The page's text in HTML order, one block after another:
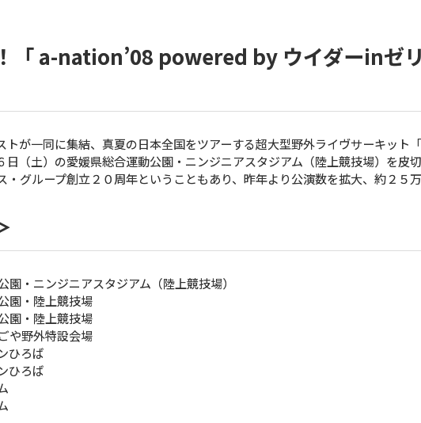
「 a-nation’08 powered by ウイダーinゼ
が一同に集結、真夏の日本全国をツアーする超大型野外ライヴサーキット
日（土）の愛媛県総合運動公園・ニンジニアスタジアム（陸上競技場）を皮
グループ創立２０周年ということもあり、昨年より公演数を拡大、約２５
・ニンジニアスタジアム（陸上競技場）
園・陸上競技場
園・陸上競技場
や野外特設会場
ひろば
ひろば